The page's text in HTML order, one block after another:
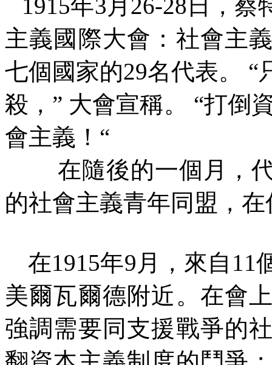
1915年3 月 26-28 日，蔡
主義國際大會：社會主
七個國家的29名代表。 “
殺， ” 大會宣稱。 “打倒
會主義！ “
在隨後的一個月，
的社會主義青年同盟，
在1915年9 月，來自 11
美爾瓦爾德附近。在會
強調需要同支援戰爭的